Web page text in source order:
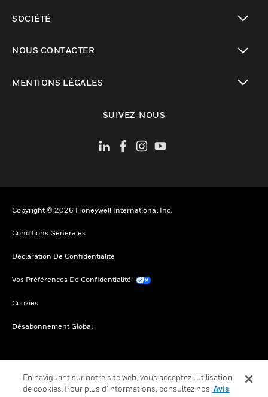
SOCIÉTÉ
NOUS CONTACTER
MENTIONS LÉGALES
SUIVEZ-NOUS
Copyright © 2026 Honeywell International Inc.
Conditions Générales
Déclaration De Confidentialité
Vos Préférences De Confidentialité
Cookies
Désabonnement Global
En naviguant sur notre site web, vous acceptez l'utilisation
de cookies. Pour plus d’informations, consultez nos Avis